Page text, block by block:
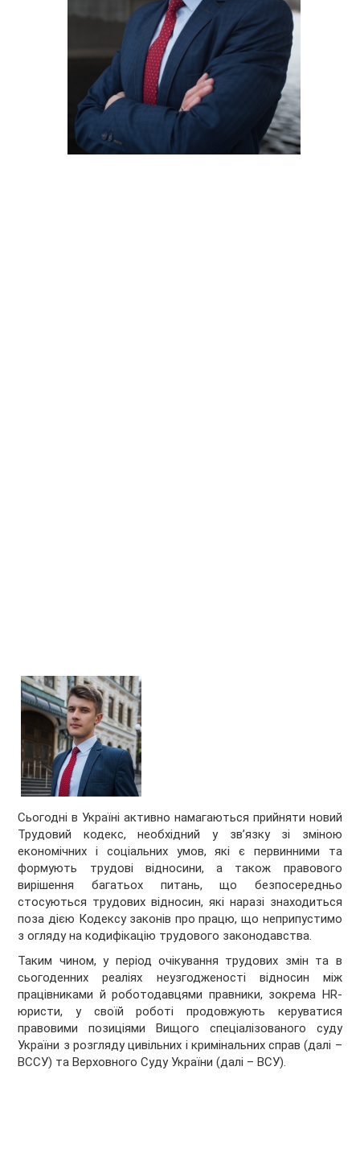
Сьогодні в Україні активно намагаються прийняти новий
Трудовий кодекс, необхідний у зв’язку зі зміною
економічних і соціальних умов, які є первинними та
формують трудові відносини, а також правового
вирішення багатьох питань, що безпосередньо
стосуються трудових відносин, які наразі знаходиться
поза дією Кодексу законів про працю, що неприпустимо
з огляду на кодифікацію трудового законодавства.
Таким чином, у період очікування трудових змін та в
сьогоденних реаліях неузгодженості відносин між
працівниками й роботодавцями правники, зокрема HR-
юристи, у своїй роботі продовжують керуватися
правовими позиціями Вищого спецiалiзованого суду
України з розгляду цивiльних i кримiнальних справ (далі –
ВССУ) та Верховного Суду України (далі – ВСУ).